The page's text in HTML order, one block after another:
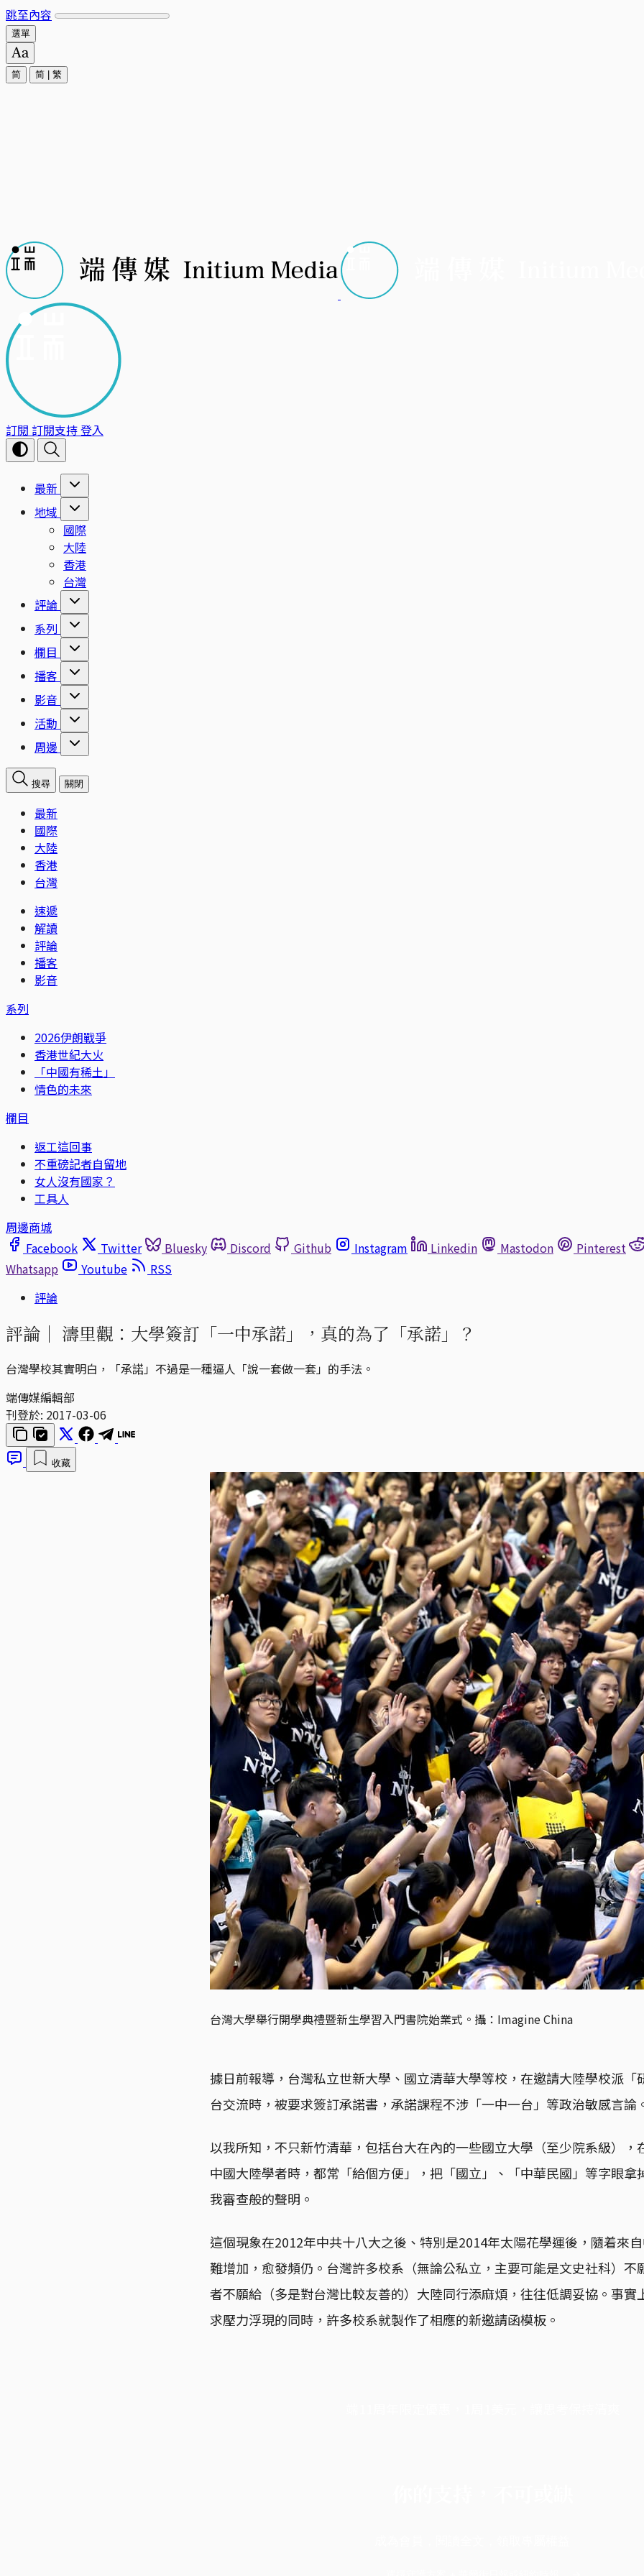
跳至內容
選單
简 简 繁
訂閱 訂閱支持登入
最新
地域
國際
大陸
香港
台灣
評論
系列
欄目
播客
影音
活動
周邊
搜尋 關閉
最新
國際
大陸
香港
台灣
速遞
解讀
評論
播客
影音
系列
2026伊朗戰爭
香港世紀大火
「中國有稀土」
情色的未來
欄目
返工這回事
不重磅記者自留地
女人沒有國家？
工具人
周邊商城
Facebook
Twitter Bluesky Discord Github Instagram Linkedin Mastodon
Pinterest
Whatsapp
Youtube
RSS
評論
評論｜ 濤里觀：大學簽訂「一中承諾」，真的為了「承諾」？
台灣學校其實明白，「承諾」不過是一種逼人「說一套做一套」的手法。
端傳媒編輯部
刊登於: 2017-03-06
收藏
台灣大學舉行開學典禮暨新生學習入門書院始業式。 攝：Imagine China
據日前報導，台灣私立世新大學、國立清華大學等校，在邀請大陸學校派「
台交流時，被要求簽訂承諾書，承諾課程不涉「一中一台」等政治敏感言論
以我所知，不只新竹清華，包括台大在內的一些國立大學（至少院系級），
中國大陸學者時，都常「給個方便」，把「國立」、「中華民國」等字眼拿
我審查般的聲明。
這個現象在2012年中共十八大之後、特別是2014年太陽花學運後，隨着來
難增加，愈發頻仍。台灣許多校系（無論公私立，主要可能是文史社科）不
者不願給（多是對台灣比較友善的）大陸同行添麻煩，往往低調妥協。事實
求壓力浮現的同時，許多校系就製作了相應的新邀請函模板。